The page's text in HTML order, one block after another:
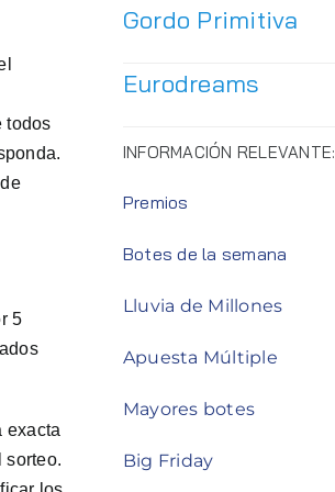
todos
5
exacta
sorteo.
Gordo Primitiva
Eurodreams
INFORMACIÓN RELEVANTE:
Premios
Botes de la semana
Lluvia de Millones
Apuesta Múltiple
Mayores botes
Big Friday